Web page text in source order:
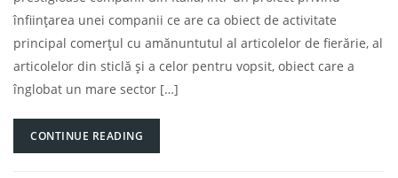
înființarea unei companii ce are ca obiect de activitate
principal comerțul cu amănuntutul al articolelor de fierărie, al
articolelor din sticlă și a celor pentru vopsit, obiect care a
înglobat un mare sector […]
CONTINUE READING